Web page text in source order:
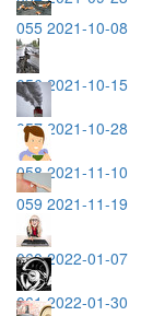
055 2021-10-08
056 2021-10-15
057 2021-10-28
058 2021-11-10
059 2021-11-19
060 2022-01-07
061 2022-01-30